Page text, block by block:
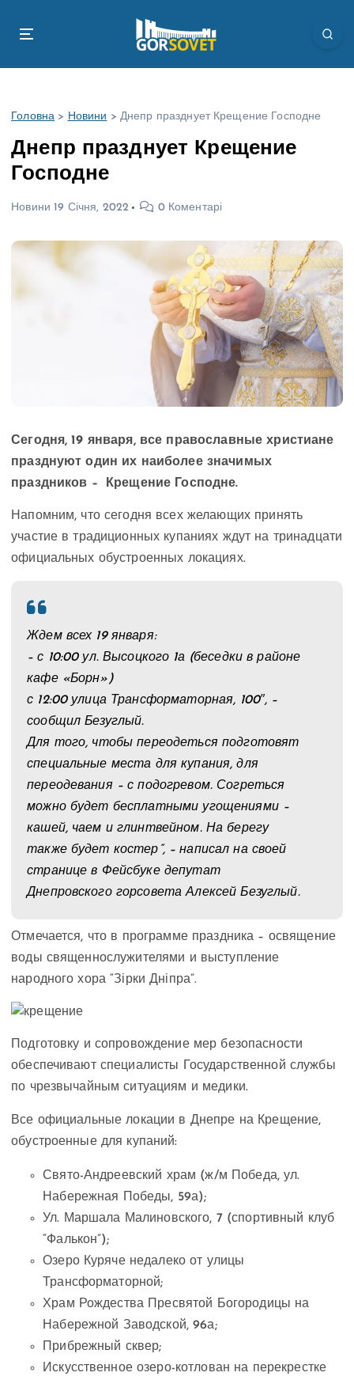
Головна > Новини > Днепр празднует Крещение Господне
Днепр празднует Крещение
Господне
Новини 19 Січня, 2022 0 Коментарі
Сегодня, 19 января, все православные христиане
празднуют один их наиболее значимых
праздников – Крещение Господне.
Напомним, что сегодня всех желающих принять
участие в традиционных купаниях ждут на тринадцати
официальных обустроенных локациях.
Ждем всех 19 января:
– с 10:00 ул. Высоцкого 1а (беседки в районе
кафе «Борн»)
с 12:00 улица Трансформаторная, 100″, –
сообщил Безуглый.
Для того, чтобы переодеться подготовят
специальные места для купания, для
переодевания – с подогревом. Согреться
можно будет бесплатными угощениями –
кашей, чаем и глинтвейном. На берегу
также будет костер”, – написал на своей
странице в Фейсбуке депутат
Днепровского горсовета Алексей Безуглый.
Отмечается, что в программе праздника – освящение
воды священнослужителями и выступление
народного хора “Зірки Дніпра”.
Подготовку и сопровождение мер безопасности
обеспечивают специалисты Государственной службы
по чрезвычайным ситуациям и медики.
Все официальные локации в Днепре на Крещение,
обустроенные для купаний:
Свято-Андреевский храм (ж/м Победа, ул.
Набережная Победы, 59а);
Ул. Маршала Малиновского, 7 (спортивный клуб
“Фалькон”);
Озеро Куряче недалеко от улицы
Трансформаторной;
Храм Рождества Пресвятой Богородицы на
Набережной Заводской, 96а;
Прибрежный сквер;
Искусственное озеро-котлован на перекрестке